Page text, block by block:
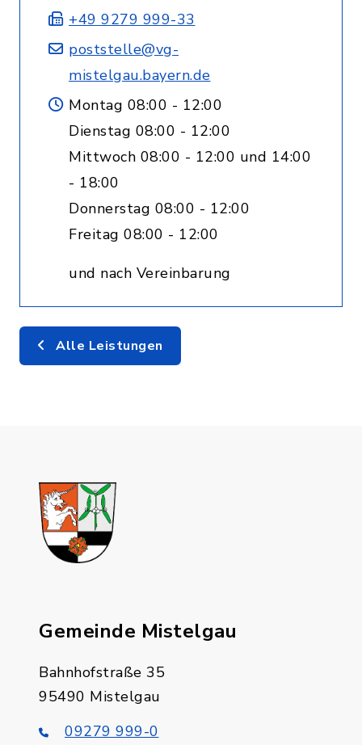
+49 9279 999-33
poststelle@vg-
mistelgau.bayern.de
Montag 08:00 - 12:00
Dienstag 08:00 - 12:00
Mittwoch 08:00 - 12:00 und 14:00
- 18:00
Donnerstag 08:00 - 12:00
Freitag 08:00 - 12:00
und nach Vereinbarung
Alle Leistungen
Gemeinde Mistelgau
Bahnhofstraße 35
95490 Mistelgau
09279 999-0